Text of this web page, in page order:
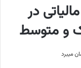
در
و متوسط